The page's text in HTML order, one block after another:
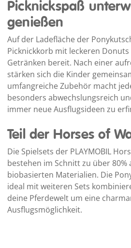
Picknickspaß
genießen
Auf der Ladefläche der
Picknickkorb mit leckeren
Getränken bereit. Nach einer
stärken sich die Kinder
umfangreiche Zubehör macht
besonders abwechslungsreich
immer neue Ausflugsideen zu
Teil der Horses of
Die Spielsets der PLAYMOBIL
bestehen im Schnitt zu über 80%
biobasierten Materialien. Die
ideal mit weiteren Sets
deine Pferdewelt um eine
Ausflugsmöglichkeit.